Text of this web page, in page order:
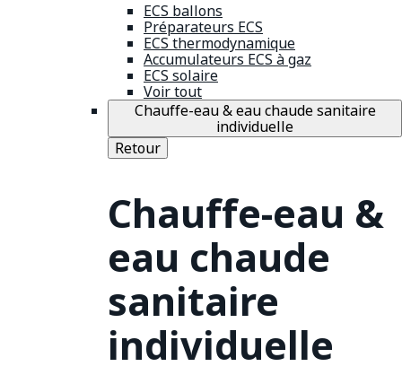
ECS ballons
Préparateurs ECS
ECS thermodynamique
Accumulateurs ECS à gaz
ECS solaire
Voir tout
Chauffe-eau & eau chaude sanitaire
individuelle
Retour
Chauffe-eau &
eau chaude
sanitaire
individuelle